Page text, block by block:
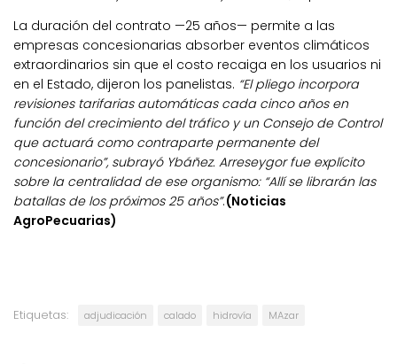
La duración del contrato —25 años— permite a las
empresas concesionarias absorber eventos climáticos
extraordinarios sin que el costo recaiga en los usuarios ni
en el Estado, dijeron los panelistas. “El pliego incorpora
revisiones tarifarias automáticas cada cinco años en
función del crecimiento del tráfico y un Consejo de Control
que actuará como contraparte permanente del
concesionario”, subrayó Ybáñez. Arreseygor fue explícito
sobre la centralidad de ese organismo: “Allí se librarán las
batallas de los próximos 25 años”.(Noticias
AgroPecuarias)
Etiquetas: adjudicación calado hidrovía MAzar